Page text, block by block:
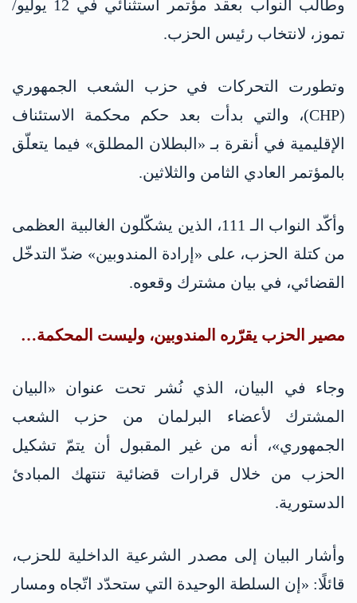
وطالب النواب بعقد مؤتمر استثنائي في 12 يوليو/
تموز، لانتخاب رئيس الحزب.
وتطورت التحركات في حزب الشعب الجمهوري
(CHP)، والتي بدأت بعد حكم محكمة الاستئناف
الإقليمية في أنقرة بـ «البطلان المطلق» فيما يتعلّق
بالمؤتمر العادي الثامن والثلاثين.
وأكّد النواب الـ 111، الذين يشكّلون الغالبية العظمى
من كتلة الحزب، على «إرادة المندوبين» ضدّ التدخّل
القضائي، في بيان مشترك وقعوه.
مصير الحزب يقرّره المندوبين، وليست المحكمة…
وجاء في البيان، الذي نُشر تحت عنوان «البيان
المشترك لأعضاء البرلمان من حزب الشعب
الجمهوري»، أنه من غير المقبول أن يتمّ تشكيل
الحزب من خلال قرارات قضائية تنتهك المبادئ
الدستورية.
وأشار البيان إلى مصدر الشرعية الداخلية للحزب،
قائلًا: «إن السلطة الوحيدة التي ستحدّد اتّجاه ومسار